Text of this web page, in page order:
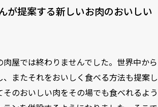
が提案する新しいお肉のおいしい
屋では終わりませんでした。世界中から
またそれをおいしく食べる方法も提案し
のおいしい肉をその場でも食べれるよう